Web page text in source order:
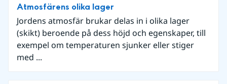
Atmosfärens olika lager
Jordens atmosfär brukar delas in i olika lager
(skikt) beroende på dess höjd och egenskaper, till
exempel om temperaturen sjunker eller stiger
med ...